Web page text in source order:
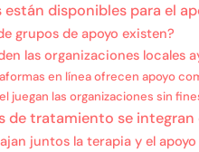
están disponibles para el
grupos de apoyo existen?
las organizaciones locales
en línea ofrecen apoyo
juegan las organizaciones sin
de tratamiento se
juntos la terapia y el